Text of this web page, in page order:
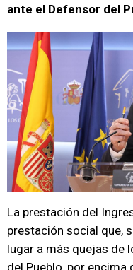
ante el Defensor del
La prestación del
prestación social que,
lugar a más quejas de
del Pueblo, por encima